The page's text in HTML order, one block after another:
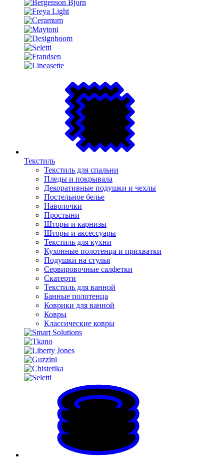
Текстиль
Текстиль для спальни
Пледы и покрывала
Декоративные подушки и чехлы
Постельное белье
Наволочки
Простыни
Шторы и карнизы
Шторы и аксессуары
Текстиль для кухни
Кухонные полотенца и прихватки
Подушки на стулья
Сервировочные салфетки
Скатерти
Текстиль для ванной
Банные полотенца
Коврики для ванной
Ковры
Классические ковры